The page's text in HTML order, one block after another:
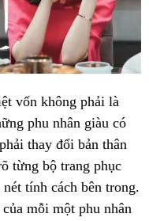
vốn không phải là
phu nhân giàu có
thay đổi bản thân
từng bộ trang phục
tính cách bên trong.
mỗi một phu nhân